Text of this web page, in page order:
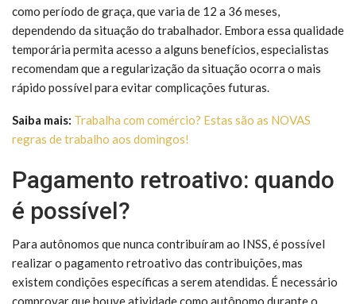
como período de graça, que varia de 12 a 36 meses,
dependendo da situação do trabalhador. Embora essa qualidade
temporária permita acesso a alguns benefícios, especialistas
recomendam que a regularização da situação ocorra o mais
rápido possível para evitar complicações futuras.
Saiba mais: Trabalha com comércio? Estas são as NOVAS
regras de trabalho aos domingos!
Pagamento retroativo: quando
é possível?
Para autônomos que nunca contribuíram ao INSS, é possível
realizar o pagamento retroativo das contribuições, mas
existem condições específicas a serem atendidas. É necessário
comprovar que houve atividade como autônomo durante o